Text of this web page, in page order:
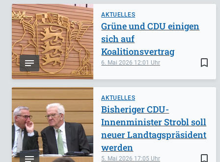
AKTUELLES
bookmark_border
6. Mai 2026 12:01
Grüne und CDU einigen
sich auf
Koalitionsvertrag
AKTUELLES
bookmark_border
5. Mai 2026 17:05
Bisheriger CDU-
Innenminister Strobl soll
neuer Landtagspräsident
werden